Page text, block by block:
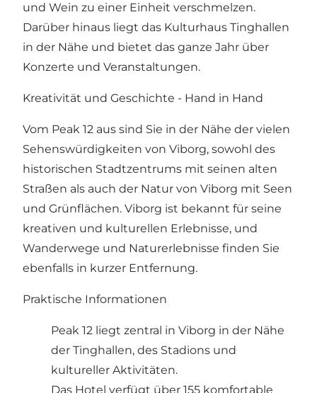
und Wein zu einer Einheit verschmelzen.
Darüber hinaus liegt das Kulturhaus Tinghallen
in der Nähe und bietet das ganze Jahr über
Konzerte und Veranstaltungen.
Kreativität und Geschichte - Hand in Hand
Vom Peak 12 aus sind Sie in der Nähe der vielen
Sehenswürdigkeiten von Viborg, sowohl des
historischen Stadtzentrums mit seinen alten
Straßen als auch der Natur von Viborg mit Seen
und Grünflächen. Viborg ist bekannt für seine
kreativen und kulturellen Erlebnisse, und
Wanderwege und Naturerlebnisse finden Sie
ebenfalls in kurzer Entfernung.
Praktische Informationen
Peak 12 liegt zentral in Viborg in der Nähe
der Tinghallen, des Stadions und
kultureller Aktivitäten.
Das Hotel verfügt über 155 komfortable